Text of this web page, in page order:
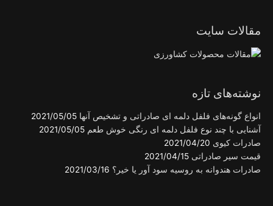
مقالات سایت
نوشته‌های تازه
انواع گونه‌های فلفل دلمه ای صادراتی و تشخیص آنها 2021/05/05
آشنایی با چند نوع فلفل دلمه ای رنگی خوش طعم 2021/05/05
صادرات کیوی 2021/04/20
قیمت سیر صادراتی 2021/04/15
صادرات هندوانه به روسیه سود آور یا خیر؟ 2021/03/16